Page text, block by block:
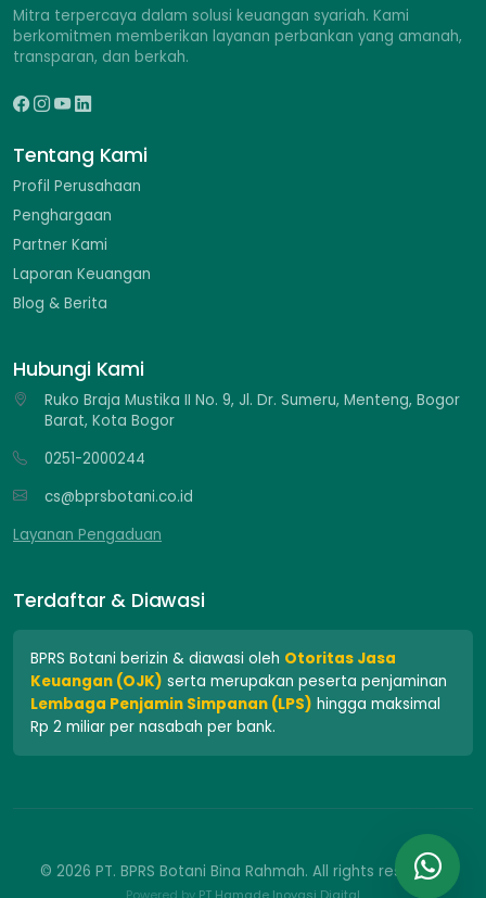
Mitra terpercaya dalam solusi keuangan syariah. Kami
berkomitmen memberikan layanan perbankan yang amanah,
transparan, dan berkah.
Tentang Kami
Profil Perusahaan
Penghargaan
Partner Kami
Laporan Keuangan
Blog & Berita
Hubungi Kami
Ruko Braja Mustika II No. 9, Jl. Dr. Sumeru, Menteng, Bogor
Barat, Kota Bogor
0251-2000244
cs@bprsbotani.co.id
Layanan Pengaduan
Terdaftar & Diawasi
BPRS Botani berizin & diawasi oleh Otoritas Jasa
Keuangan (OJK) serta merupakan peserta penjaminan
Lembaga Penjamin Simpanan (LPS) hingga maksimal
Rp 2 miliar per nasabah per bank.
© 2026 PT. BPRS Botani Bina Rahmah. All rights reserved.
Powered by PT Hamade Inovasi Digital